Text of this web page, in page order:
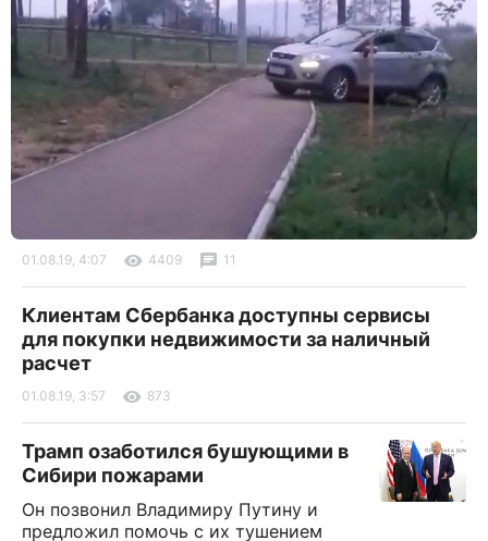
01.08.19, 4:07 4409 11
Клиентам Сбербанка доступны сервисы
для покупки недвижимости за наличный
расчет
01.08.19, 3:57 873
Трамп озаботился бушующими в
Сибири пожарами
Он позвонил Владимиру Путину и
предложил помочь с их тушением